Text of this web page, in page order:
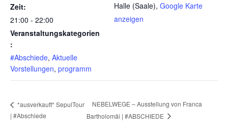
Zeit:
21:00 - 22:00
Veranstaltungskategorien
:
#Abschiede, Aktuelle
Vorstellungen, programm
Halle (Saale), Google Karte
anzeigen
*ausverkauft* SepulTour
| #Abschiede
NEBELWEGE – Ausstellung von Franca
Bartholomäi | #ABSCHIEDE